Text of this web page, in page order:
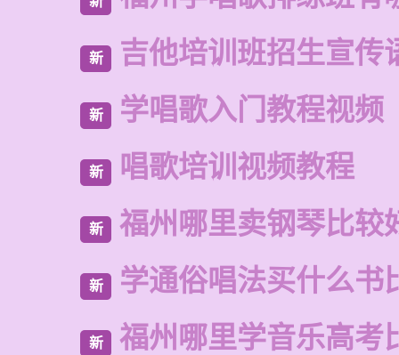
新 吉他培训班招生宣传
新 学唱歌入门教程视频
新 唱歌培训视频教程
新 福州哪里卖钢琴比较
新 学通俗唱法买什么书
新 福州哪里学音乐高考